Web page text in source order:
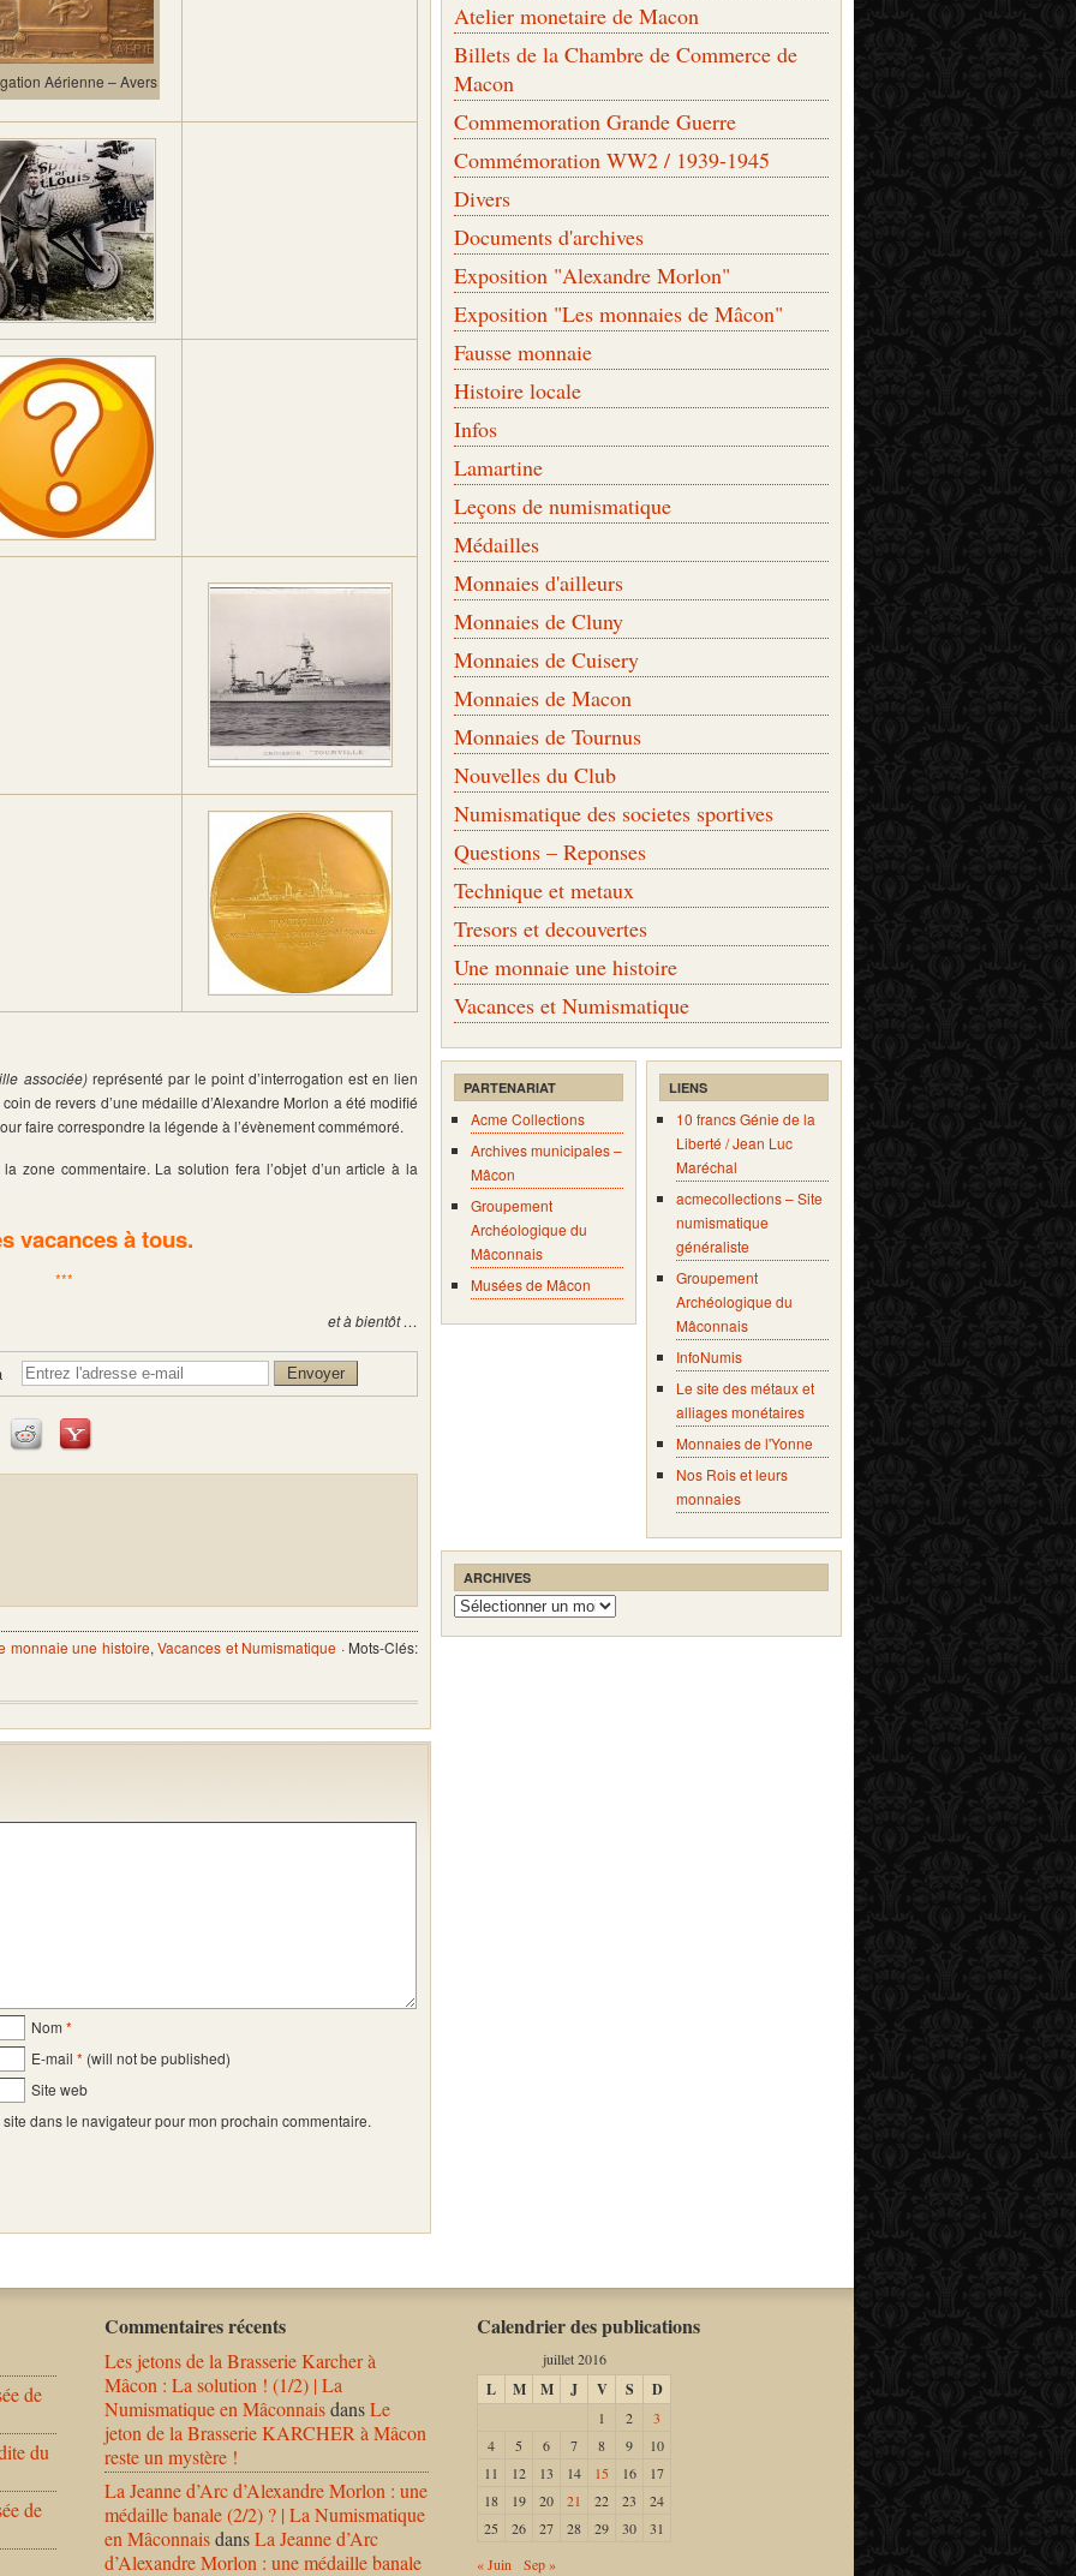
Aérienne – Avers
associée)représenté par le point d’interrogation est en lien
de revers d’une médaille d’Alexandre Morlon a été modifié
faire correspondre la légende à l’évènement commémoré.
zone commentaire. La solution fera l’objet d’un article à la
vacances à tous.
***
et à bientôt …
monnaie une histoire, Vacances et Numismatique · Mots-Clés:
Nom *
E-mail * (will not be published)
Site web
dans le navigateur pour mon prochain commentaire.
Atelier monetaire de Macon
Billets de la Chambre de Commerce de
Macon
Commemoration Grande Guerre
Commémoration WW2 / 1939-1945
Divers
Documents d'archives
Exposition "Alexandre Morlon"
Exposition "Les monnaies de Mâcon"
Fausse monnaie
Histoire locale
Infos
Lamartine
Leçons de numismatique
Médailles
Monnaies d'ailleurs
Monnaies de Cluny
Monnaies de Cuisery
Monnaies de Macon
Monnaies de Tournus
Nouvelles du Club
Numismatique des societes sportives
Questions – Reponses
Technique et metaux
Tresors et decouvertes
Une monnaie une histoire
Vacances et Numismatique
PARTENARIAT
Acme Collections
Archives municipales –
Mâcon
Groupement
Archéologique du
Mâconnais
Musées de Mâcon
LIENS
10 francs Génie de la
Liberté / Jean Luc
Maréchal
acmecollections – Site
numismatique
généraliste
Groupement
Archéologique du
Mâconnais
InfoNumis
Le site des métaux et
alliages monétaires
Monnaies de l'Yonne
Nos Rois et leurs
monnaies
ARCHIVES
Archives
de
du
de
Commentaires récents
Les jetons de la Brasserie Karcher à
Mâcon : La solution ! (1/2) | La
Numismatique en MâconnaisdansLe
jeton de la Brasserie KARCHER à Mâcon
reste un mystère !
La Jeanne d’Arc d’Alexandre Morlon : une
médaille banale (2/2) ? | La Numismatique
en MâconnaisdansLa Jeanne d’Arc
d’Alexandre Morlon : une médaille banale
Calendrier des publications
juillet 2016
L M M J V S D
1 2
3
4
5 6 7 8 9
10
11
12 13 14 15 16
17
18
19 20 21 22 23
24
25
26 27 28 29 30
31
« Juin
Sep »